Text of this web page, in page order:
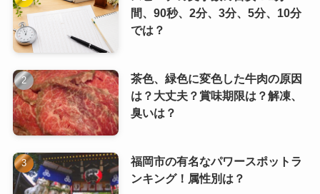
間、90秒、2分、3分、5分、10分
では？
茶色、緑色に変色した牛肉の原因
は？大丈夫？賞味期限は？解凍、
臭いは？
福岡市の有名なパワースポットラ
ンキング！属性別は？